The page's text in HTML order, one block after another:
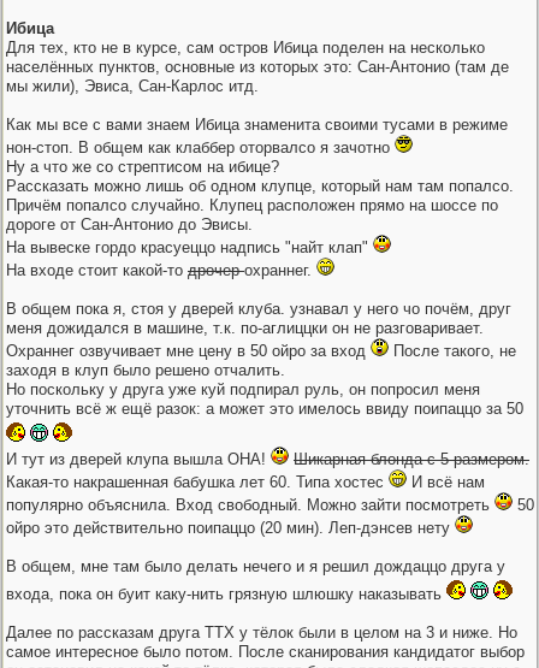
Ибица
Для тех, кто не в курсе, сам остров Ибица поделен на несколько
населённых пунктов, основные из которых это: Сан-Антонио (там де
мы жили), Эвиса, Сан-Карлос итд.
Как мы все с вами знаем Ибица знаменита своими тусами в режиме
нон-стоп. В общем как клаббер оторвалсо я зачотно
Ну а что же со стрептисом на ибице?
Рассказать можно лишь об одном клупце, который нам там попалсо.
Причём попалсо случайно. Клупец расположен прямо на шоссе по
дороге от Сан-Антонио до Эвисы.
На вывеске гордо красуеццо надпись "найт клап"
На входе стоит какой-то дрочерохраннег.
В общем пока я, стоя у дверей клуба. узнавал у него чо почём, друг
меня дожидался в машине, т.к. по-аглиццки он не разговаривает.
Охраннег озвучивает мне цену в 50 ойро за вход
После такого, не
заходя в клуп было решено отчалить.
Но поскольку у друга уже куй подпирал руль, он попросил меня
уточнить всё ж ещё разок: а может это имелось ввиду поипаццо за 50
И тут из дверей клупа вышла ОНА!
Шикарная блонда с 5 размером.
Какая-то накрашенная бабушка лет 60. Типа хостес
И всё нам
популярно объяснила. Вход свободный. Можно зайти посмотреть
50
ойро это действительно поипаццо (20 мин). Леп-дэнсев нету
В общем, мне там было делать нечего и я решил дождаццо друга у
входа, пока он буит каку-нить грязную шлюшку наказывать
Далее по рассказам друга ТТХ у тёлок были в целом на 3 и ниже. Но
самое интересное было потом. После сканирования кандидатог выбор